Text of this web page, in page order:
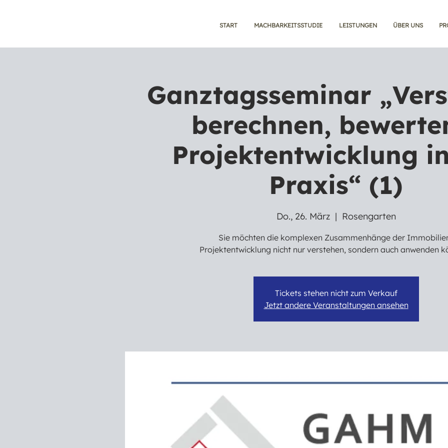
START MACHBARKEITSSTUDIE LEISTUNGEN ÜBER UNS
Ganztagsseminar
berechnen,
Projektentwicklung
Praxis“ (1)
Do., 26. März
  |
Rosengarten
Sie möchten die komplexen Zusammenhänge der
Projektentwicklung nicht nur verstehen, sondern auch anwenden
Tickets stehen nicht zum Verkauf
Jetzt andere Veranstaltungen ansehen